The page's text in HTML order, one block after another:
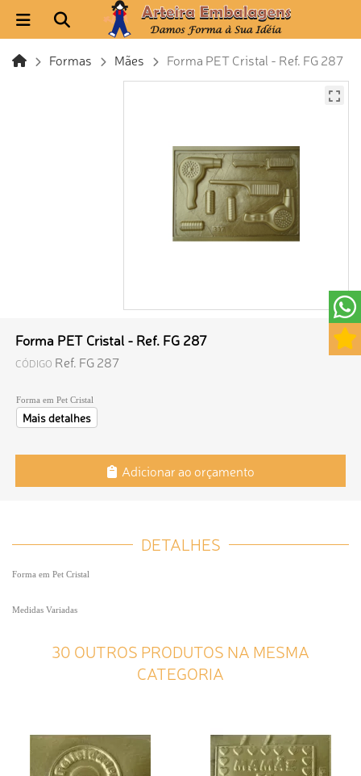
Formas Mães Forma PET Cristal - Ref. FG 287
Forma PET Cristal - Ref. FG 287
CÓDIGO Ref. FG 287
Forma em Pet Cristal
Mais detalhes
Adicionar ao orçamento
DETALHES
Forma em Pet Cristal
Medidas Variadas
30 OUTROS PRODUTOS NA MESMA
CATEGORIA